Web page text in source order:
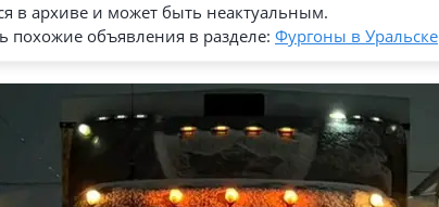
в архиве и может быть неактуальным.
похожие объявления в разделе: Фургоны в Уральске